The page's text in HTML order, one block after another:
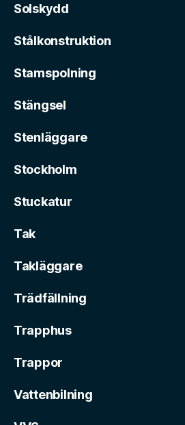
Solskydd
Stålkonstruktion
Stamspolning
Stängsel
Stenläggare
Stockholm
Stuckatur
Tak
Takläggare
Trädfällning
Trapphus
Trappor
Vattenbilning